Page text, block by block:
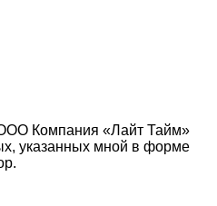
Компания «Лайт Тайм»
указанных мной в форме